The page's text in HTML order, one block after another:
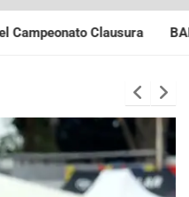
Preparan una